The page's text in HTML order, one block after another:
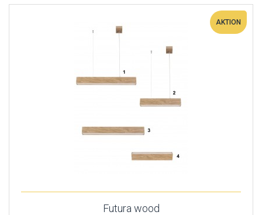
AKTION
Futura wood